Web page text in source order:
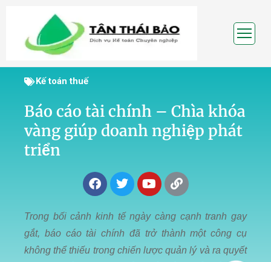
CHÚNG
THÀNH
Kế toán thuế
Báo cáo tài chính – Chìa khóa
vàng giúp doanh nghiệp phát
triển
Trong bối cảnh kinh tế ngày càng cạnh tranh gay
gắt, báo cáo tài chính đã trở thành một công cụ
không thể thiếu trong chiến lược quản lý và ra quyết